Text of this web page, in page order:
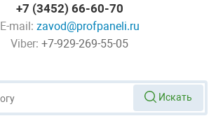
+7 (3452) 66-60-70
E-mail: zavod@profpaneli.ru
Viber: +7-929-269-55-05
Искать